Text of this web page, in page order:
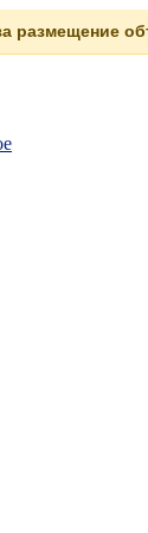
размещение